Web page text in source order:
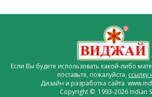
Если Вы будете использовать какой-либо
поставьте, пожалуйста, ссылку
Дизайн и разработка сайта
Copyright © 1993-2026 Indian